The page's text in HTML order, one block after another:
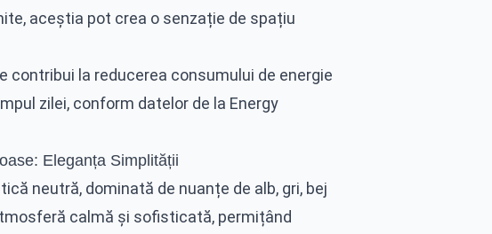
aceștia pot crea o senzație de spațiu
contribui la reducerea consumului de energie
zilei, conform datelor de la Energy
Eleganța Simplității
neutră, dominată de nuanțe de alb, gri, bej
calmă și sofisticată, permițând